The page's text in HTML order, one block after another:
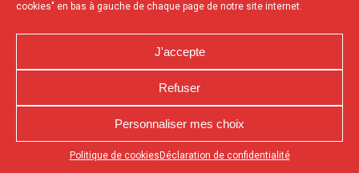
cookies" en bas à gauche de chaque page de notre site internet.
J'accepte
Refuser
Personnaliser mes choix
Politique de cookies Déclaration de confidentialité
Appuyez sur le bouton partager en bas de votre